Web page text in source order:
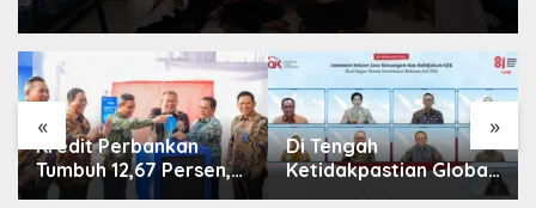
« »
Di Tengah
Ketidakpastian Global,
OJK Pastikan
IHSG Menguat, Jumlah
Investor Pasar Modal
Tembus 30 Juta per